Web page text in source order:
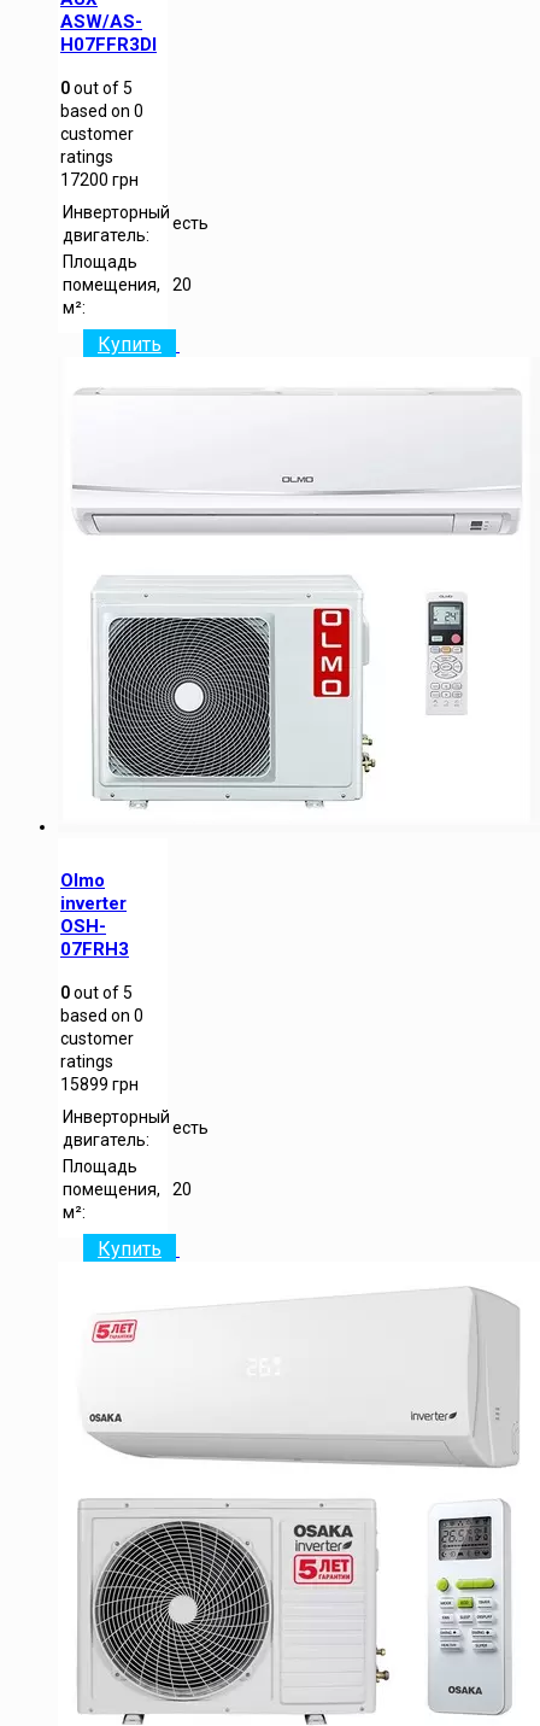
ASW/AS-
H07FFR3DI
0out of5
based on 0
customer
ratings
17200 грн
Инверторный
двигатель:
есть
Площадь
помещения,
м²:
20
Купить
Olmo
inverter
OSH-
07FRH3
0out of5
based on 0
customer
ratings
15899 грн
Инверторный
двигатель:
есть
Площадь
помещения,
м²:
20
Купить